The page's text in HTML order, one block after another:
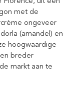
met de
ongeveer
(amandel) en
hoogwaardige
breder
markt aan te